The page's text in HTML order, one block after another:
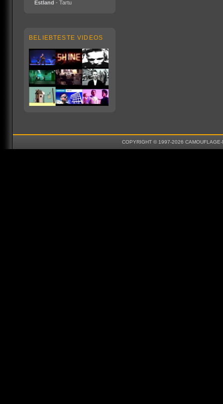
Estland - Tartu
BELIEBTESTE VIDEOS
COPYRIGHT © 1997-2026 CAMOUFLAGE-